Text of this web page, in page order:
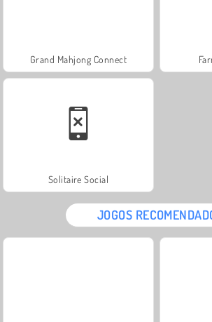
Grand Mahjong Connect
Solitaire Social
JOGOS